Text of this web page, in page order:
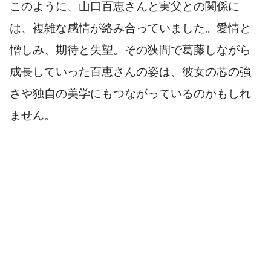
このように、山口百恵さんと実父との関係に
は、複雑な感情が絡み合っていました。愛情と
憎しみ、期待と失望。その狭間で葛藤しながら
成長していった百恵さんの姿は、彼女の芯の強
さや独自の美学にもつながっているのかもしれ
ません。